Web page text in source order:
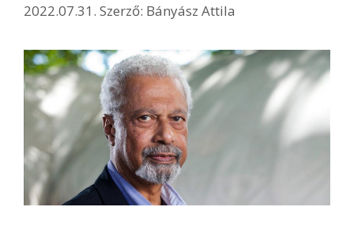
2022.07.31. Szerző: Bányász Attila